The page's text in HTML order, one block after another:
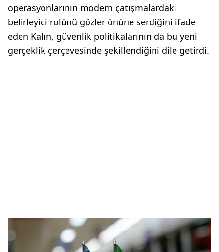
operasyonlarının modern çatışmalardaki
belirleyici rolünü gözler önüne serdiğini ifade
eden Kalın, güvenlik politikalarının da bu yeni
gerçeklik çerçevesinde şekillendiğini dile getirdi.